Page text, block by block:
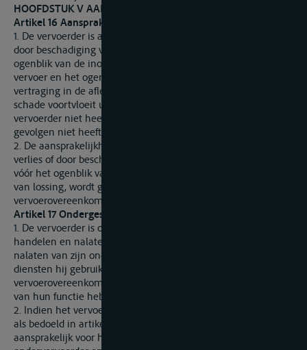
HOOFDSTUK V AANSPRAKELIJKHEID VAN DE VERVOERDER
Artikel 16 Aansprakelijkheid voor schade
1. De vervoerder is aansprakelijk voor schade door verlies of
door beschadiging van de goederen die ontstaat tussen het
ogenblik van de inontvangstneming van de goederen ten
vervoer en het ogenblik van hun aflevering, alsmede voor
vertraging in de aflevering, voorzover hij niet bewijst dat de
schade voortvloeit uit omstandigheden die een zorgvuldig
vervoerder niet heeft kunnen vermijden en waarvan hij de
gevolgen niet heeft kunnen verhinderen.
2. De aansprakelijkheid van de vervoerder voor schade door
verlies of door beschadiging van de goederen die ontstaat
vóór het ogenblik van laden in het schip of na het ogenblik
van lossing, wordt geregeld door het op de
vervoerovereenkomst toepasselijke recht van een Staat.
Artikel 17 Ondergeschikten en lasthebbers
1. De vervoerder is op gelijke wijze als voor zijn eigen
handelen en nalaten, aansprakelijk voor het handelen en
nalaten van zijn ondergeschikten en lasthebbers van wier
diensten hij gebruik maakt tijdens de uitvoering van de
vervoerovereenkomst, indien deze personen in de uitoefening
van hun functie hebben gehandeld.
2. Indien het vervoer wordt verricht door een ondervervoerder
als bedoeld in artikel 4, is de vervoerder eveneens
aansprakelijk voor het handelen en nalaten van de